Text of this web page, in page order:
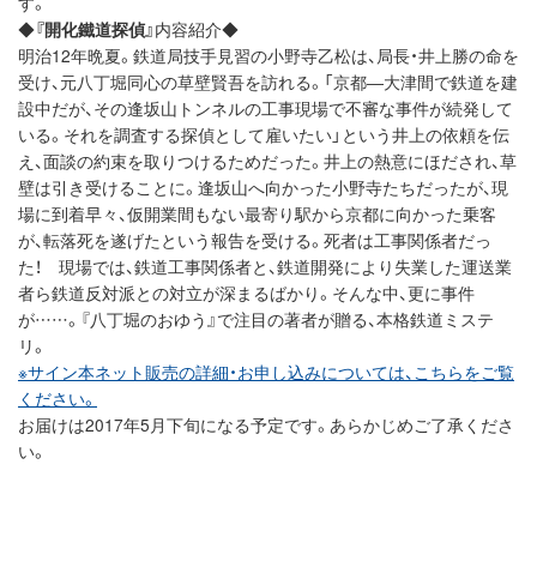
◆『開化鐵道探偵』内容紹介◆
明治12年晩夏。鉄道局技手見習の小野寺乙松は、局長・井上勝の命を
受け、元八丁堀同心の草壁賢吾を訪れる。「京都―大津間で鉄道を建
設中だが、その逢坂山トンネルの工事現場で不審な事件が続発して
いる。それを調査する探偵として雇いたい」という井上の依頼を伝
え、面談の約束を取りつけるためだった。井上の熱意にほだされ、草
壁は引き受けることに。逢坂山へ向かった小野寺たちだったが、現
場に到着早々、仮開業間もない最寄り駅から京都に向かった乗客
が、転落死を遂げたという報告を受ける。死者は工事関係者だっ
た！ 現場では、鉄道工事関係者と、鉄道開発により失業した運送業
者ら鉄道反対派との対立が深まるばかり。そんな中、更に事件
が……。『八丁堀のおゆう』で注目の著者が贈る、本格鉄道ミステ
リ。
※サイン本ネット販売の詳細・お申し込みについては、こちらをご覧
ください。
お届けは2017年5月下旬になる予定です。あらかじめご了承くださ
い。